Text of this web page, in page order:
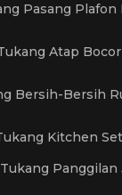
Pasang Plafon
Atap
Bersih-Bersih
Kitchen
Panggilan